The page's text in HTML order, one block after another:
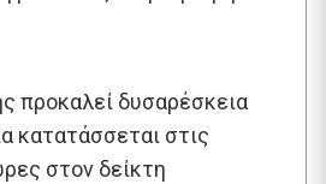
προκαλεί δυσαρέσκεια
κατατάσσεται στις
στον δείκτη